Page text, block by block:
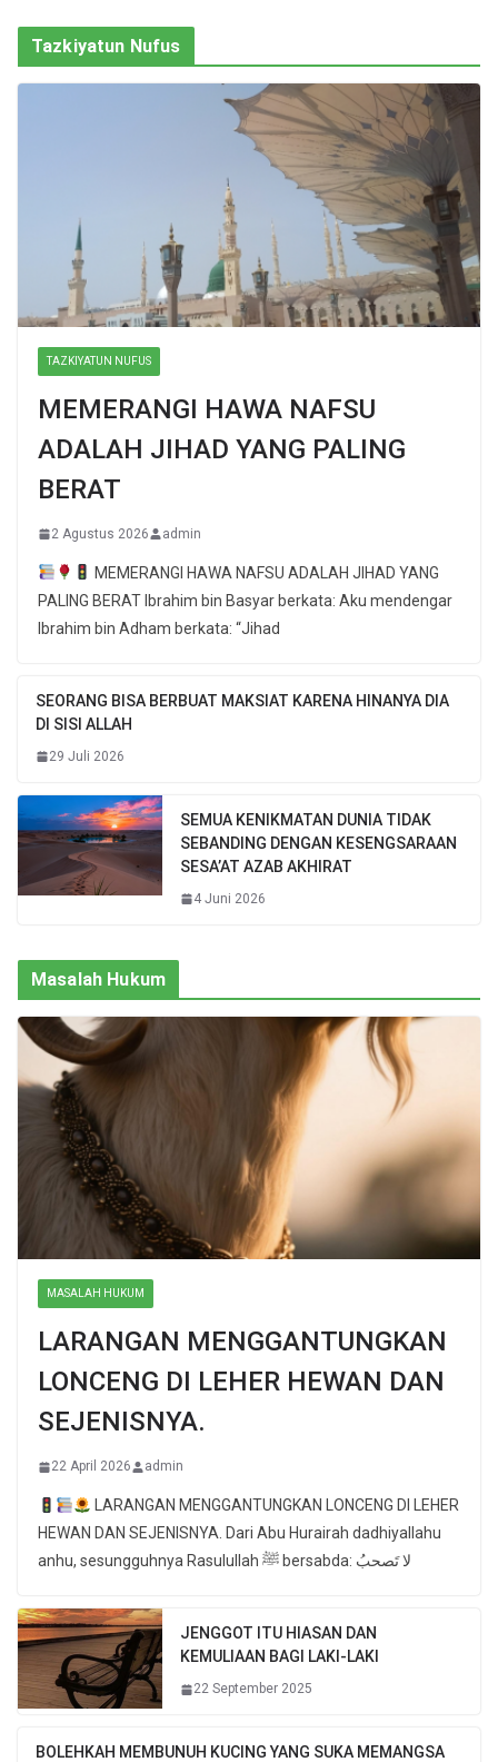
Tazkiyatun Nufus
TAZKIYATUN NUFUS
MEMERANGI HAWA NAFSU
ADALAH JIHAD YANG PALING
BERAT
2 Agustus 2026 admin
MEMERANGI HAWA NAFSU ADALAH JIHAD YANG
PALING BERAT Ibrahim bin Basyar berkata: Aku mendengar
Ibrahim bin Adham berkata: “Jihad
SEORANG BISA BERBUAT MAKSIAT KARENA HINANYA DIA
DI SISI ALLAH
29 Juli 2026
SEMUA KENIKMATAN DUNIA TIDAK
SEBANDING DENGAN KESENGSARAAN
SESA’AT AZAB AKHIRAT
4 Juni 2026
Masalah Hukum
MASALAH HUKUM
LARANGAN MENGGANTUNGKAN
LONCENG DI LEHER HEWAN DAN
SEJENISNYA.
22 April 2026 admin
LARANGAN MENGGANTUNGKAN LONCENG DI LEHER
HEWAN DAN SEJENISNYA. Dari Abu Hurairah dadhiyallahu
anhu, sesungguhnya Rasulullah ﷺ bersabda: لا تَصحبُ
JENGGOT ITU HIASAN DAN
KEMULIAAN BAGI LAKI-LAKI
22 September 2025
BOLEHKAH MEMBUNUH KUCING YANG SUKA MEMANGSA